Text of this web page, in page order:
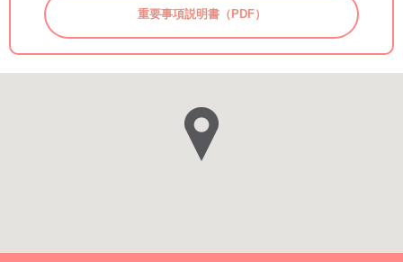
重要事項説明書（PDF）